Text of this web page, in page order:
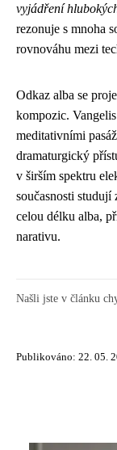
vyjádření
rezonuje s mnoha
rovnováhu mezi
Odkaz alba se
kompozic.
meditativními
dramaturgický
v širším spektru
současnosti studují
celou délku alba,
narativu.
Našli jste v článku
Publikováno: 22. 05.